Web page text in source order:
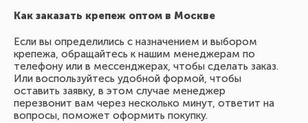
Как заказать крепеж оптом в Москве
Если вы определились с назначением и выбором
крепежа, обращайтесь к нашим менеджерам по
телефону или в мессенджерах, чтобы сделать заказ.
Или воспользуйтесь удобной формой, чтобы
оставить заявку, в этом случае менеджер
перезвонит вам через несколько минут, ответит на
вопросы, поможет оформить покупку.